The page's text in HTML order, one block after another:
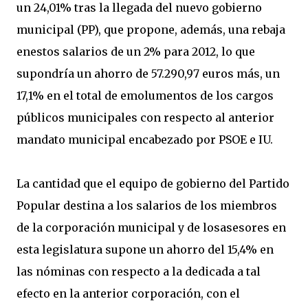
un 24,01% tras la llegada del nuevo gobierno
municipal (PP), que propone, además, una rebaja
enestos salarios de un 2% para 2012, lo que
supondría un ahorro de 57.290,97 euros más, un
17,1% en el total de emolumentos de los cargos
públicos municipales con respecto al anterior
mandato municipal encabezado por PSOE e IU.
La cantidad que el equipo de gobierno del Partido
Popular destina a los salarios de los miembros
de la corporación municipal y de losasesores en
esta legislatura supone un ahorro del 15,4% en
las nóminas con respecto a la dedicada a tal
efecto en la anterior corporación, con el